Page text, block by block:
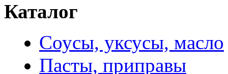
Каталог
Соусы, уксусы, масло
Пасты, приправы